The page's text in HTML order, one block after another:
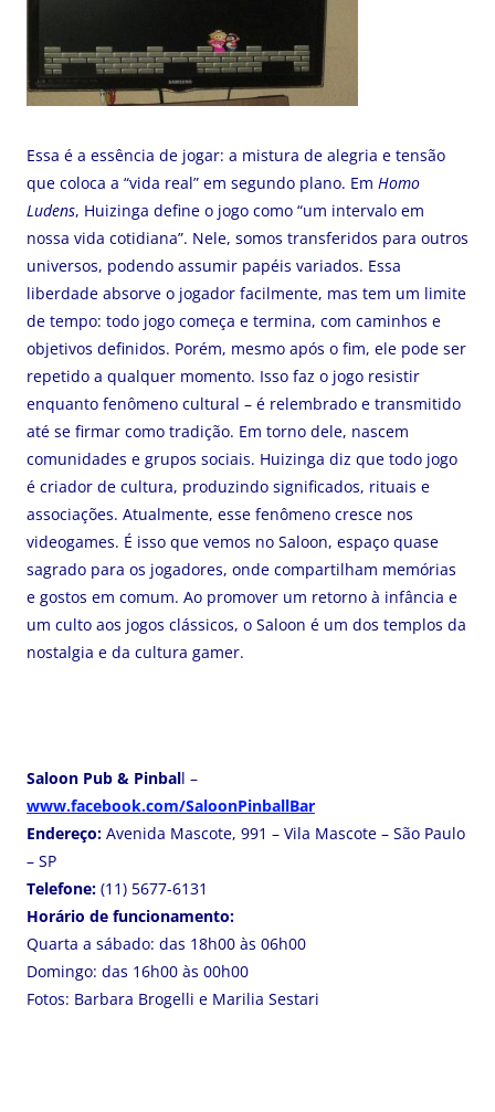
Essa é a essência de jogar: a mistura de alegria e tensão
que coloca a “vida real” em segundo plano. Em Homo
Ludens, Huizinga define o jogo como “um intervalo em
nossa vida cotidiana”. Nele, somos transferidos para outros
universos, podendo assumir papéis variados. Essa
liberdade absorve o jogador facilmente, mas tem um limite
de tempo: todo jogo começa e termina, com caminhos e
objetivos definidos. Porém, mesmo após o fim, ele pode ser
repetido a qualquer momento. Isso faz o jogo resistir
enquanto fenômeno cultural – é relembrado e transmitido
até se firmar como tradição. Em torno dele, nascem
comunidades e grupos sociais. Huizinga diz que todo jogo
é criador de cultura, produzindo significados, rituais e
associações. Atualmente, esse fenômeno cresce nos
videogames. É isso que vemos no Saloon, espaço quase
sagrado para os jogadores, onde compartilham memórias
e gostos em comum. Ao promover um retorno à infância e
um culto aos jogos clássicos, o Saloon é um dos templos da
nostalgia e da cultura gamer.
Saloon Pub & Pinball –
www.facebook.com/SaloonPinballBar
Endereço: Avenida Mascote, 991 – Vila Mascote – São Paulo
– SP
Telefone: (11) 5677-6131
Horário de funcionamento:
Quarta a sábado: das 18h00 às 06h00
Domingo: das 16h00 às 00h00
Fotos: Barbara Brogelli e Marilia Sestari